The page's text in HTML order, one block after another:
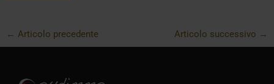
← Articolo precedente Articolo successivo →